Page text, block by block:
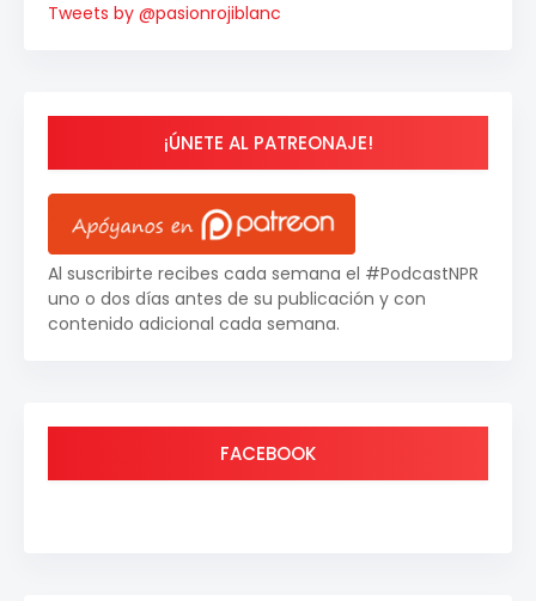
Tweets by @pasionrojiblanc
¡ÚNETE AL PATREONAJE!
Al suscribirte recibes cada semana el #PodcastNPR
uno o dos días antes de su publicación y con
contenido adicional cada semana.
FACEBOOK